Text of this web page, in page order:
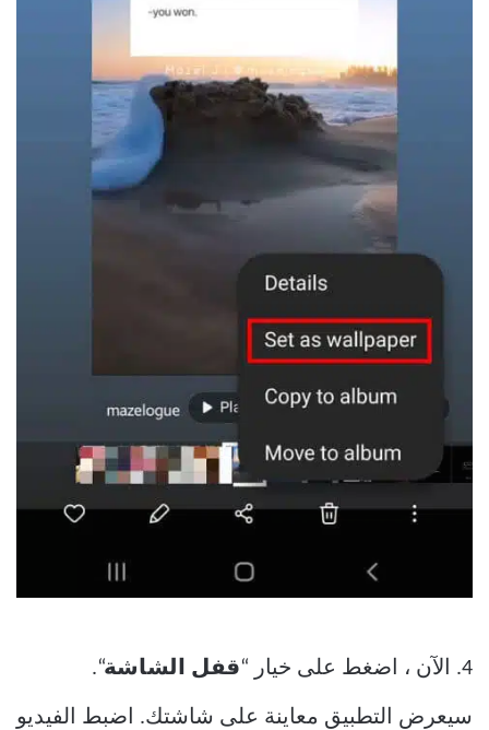
4. الآن ، اضغط على خيار “ قفل الشاشة“.
سيعرض التطبيق معاينة على شاشتك. اضبط الفيديو